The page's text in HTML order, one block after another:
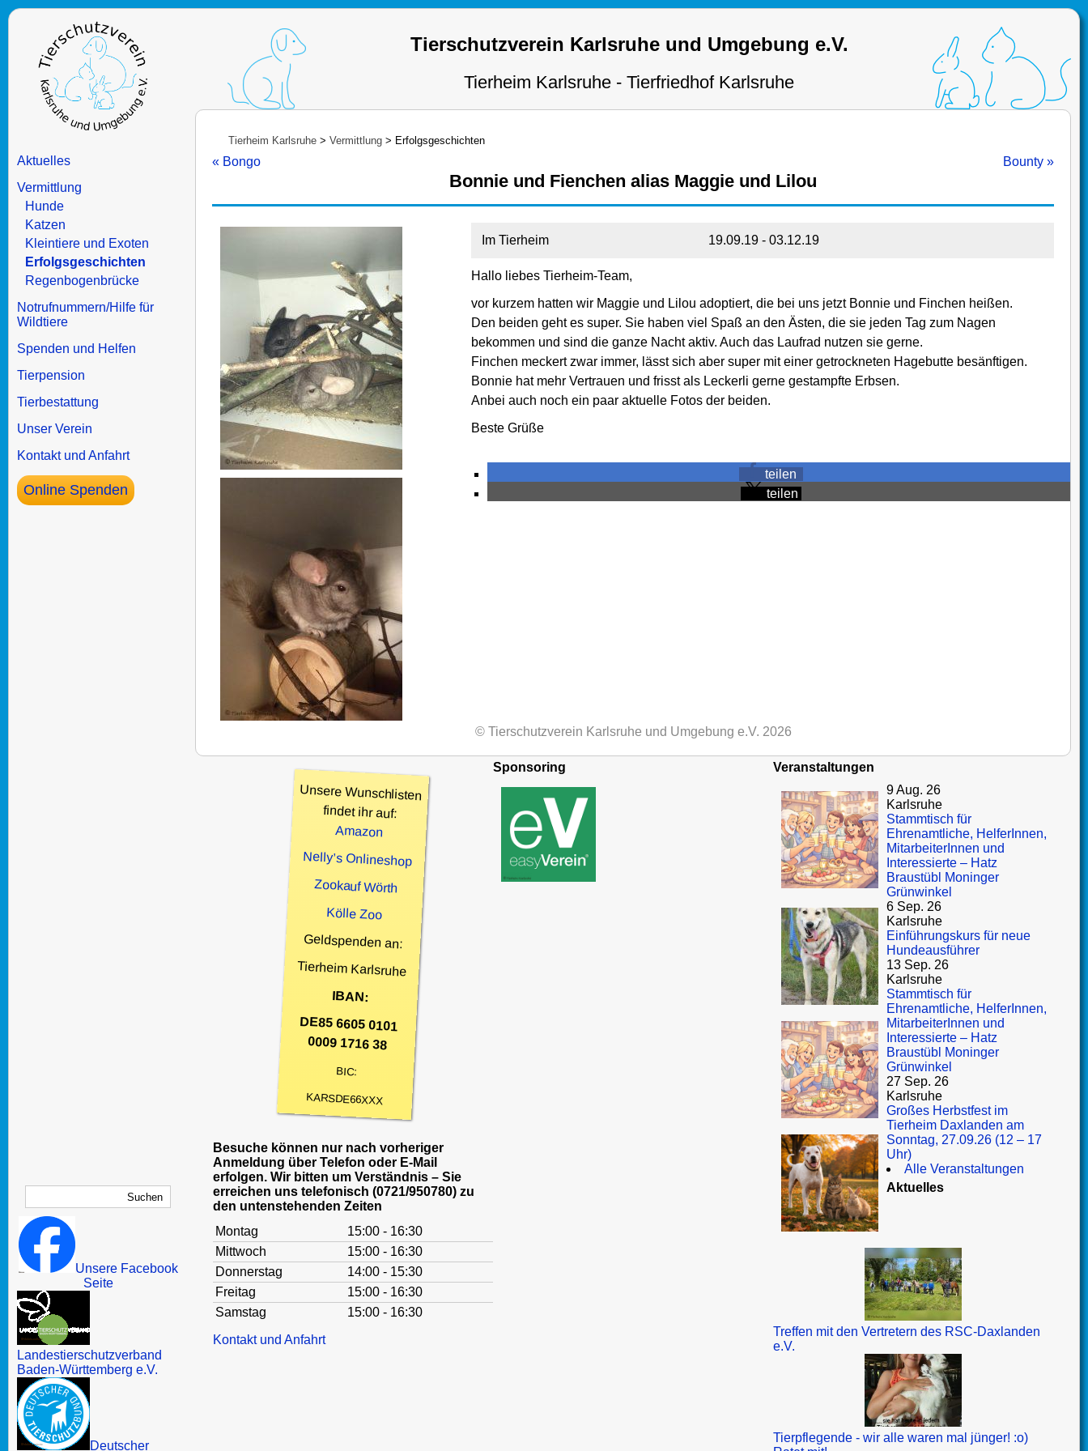
Tierschutzverein Karlsruhe und Umgebung e.V.
Tierheim Karlsruhe - Tierfriedhof Karlsruhe
Aktuelles
Vermittlung
Hunde
Katzen
Kleintiere und Exoten
Erfolgsgeschichten
Regenbogenbrücke
Notrufnummern/Hilfe für
Wildtiere
Spenden und Helfen
Tierpension
Tierbestattung
Unser Verein
Kontakt und Anfahrt
Online Spenden
Unsere Facebook
Seite
Landestierschutzverband
Baden-Württemberg e.V.
Deutscher
Tierheim Karlsruhe > Vermittlung > Erfolgsgeschichten
« Bongo Bounty »
Bonnie und Fienchen alias Maggie und Lilou
Im Tierheim 19.09.19 - 03.12.19
Hallo liebes Tierheim-Team,
vor kurzem hatten wir Maggie und Lilou adoptiert, die bei uns jetzt Bonnie und Finchen heißen.
Den beiden geht es super. Sie haben viel Spaß an den Ästen, die sie jeden Tag zum Nagen
bekommen und sind die ganze Nacht aktiv. Auch das Laufrad nutzen sie gerne.
Finchen meckert zwar immer, lässt sich aber super mit einer getrockneten Hagebutte besänftigen.
Bonnie hat mehr Vertrauen und frisst als Leckerli gerne gestampfte Erbsen.
Anbei auch noch ein paar aktuelle Fotos der beiden.
Beste Grüße
teilen
teilen
© Tierschutzverein Karlsruhe und Umgebung e.V. 2026
Unsere Wunschlisten
findet ihr auf:
Amazon
Nelly’s Onlineshop
Zookauf Wörth
Kölle Zoo
Geldspenden an:
Tierheim Karlsruhe
IBAN:
DE85 6605 0101
0009 1716 38
BIC:
KARSDE66XXX
Besuche können nur nach vorheriger
Anmeldung über Telefon oder E-Mail
erfolgen. Wir bitten um Verständnis – Sie
erreichen uns telefonisch (0721/950780) zu
den untenstehenden Zeiten
Montag
15:00 - 16:30
Mittwoch
15:00 - 16:30
Donnerstag
14:00 - 15:30
Freitag
15:00 - 16:30
Samstag
15:00 - 16:30
Kontakt und Anfahrt
Sponsoring
Veranstaltungen
9 Aug. 26
Karlsruhe
Stammtisch für
Ehrenamtliche, HelferInnen,
MitarbeiterInnen und
Interessierte – Hatz
Braustübl Moninger
Grünwinkel
6 Sep. 26
Karlsruhe
Einführungskurs für neue
Hundeausführer
13 Sep. 26
Karlsruhe
Stammtisch für
Ehrenamtliche, HelferInnen,
MitarbeiterInnen und
Interessierte – Hatz
Braustübl Moninger
Grünwinkel
27 Sep. 26
Karlsruhe
Großes Herbstfest im
Tierheim Daxlanden am
Sonntag, 27.09.26 (12 – 17
Uhr)
Alle Veranstaltungen
Aktuelles
Treffen mit den Vertretern des RSC-Daxlanden
e.V.
Tierpflegende - wir alle waren mal jünger! :o)